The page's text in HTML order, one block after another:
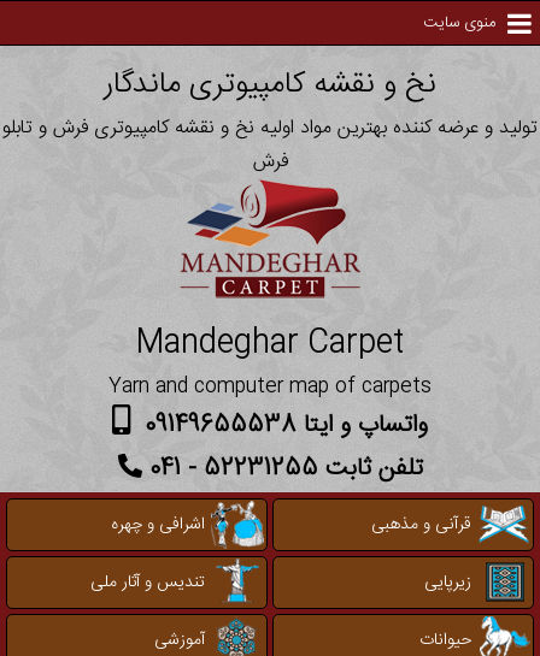
منوی سایت
نخ و نقشه کامپیوتری ماندگار
تولید و عرضه کننده بهترین مواد اولیه نخ و نقشه کامپیوتری فرش و تابلو
فرش
Mandeghar Carpet
Yarn and computer map of carpets
واتساپ و ایتا 09149655538
تلفن ثابت 52231255 - 041
قرآنی و مذهبی
اشرافی و چهره
زیرپایی
تندیس و آثار ملی
حیوانات
آموزشی